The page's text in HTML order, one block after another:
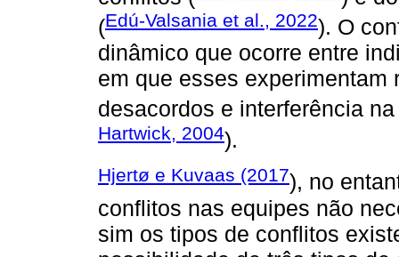
(Edú-Valsania et al., 2022). O
dinâmico que ocorre entre
em que esses
desacordos e interferência
Hartwick, 2004).
Hjertø e Kuvaas (2017), no
conflitos nas equipes não
sim os tipos de conflitos